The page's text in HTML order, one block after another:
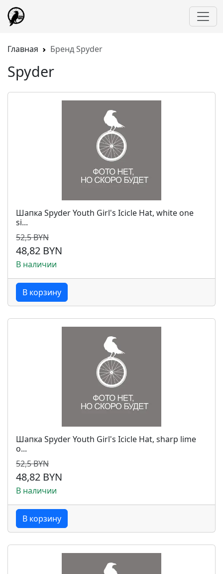
Главная Бренд Spyder
Spyder
Шапка Spyder Youth Girl's Icicle Hat, white one
si...
52,5 BYN
48,82 BYN
В наличии
В корзину
Шапка Spyder Youth Girl's Icicle Hat, sharp lime
o...
52,5 BYN
48,82 BYN
В наличии
В корзину